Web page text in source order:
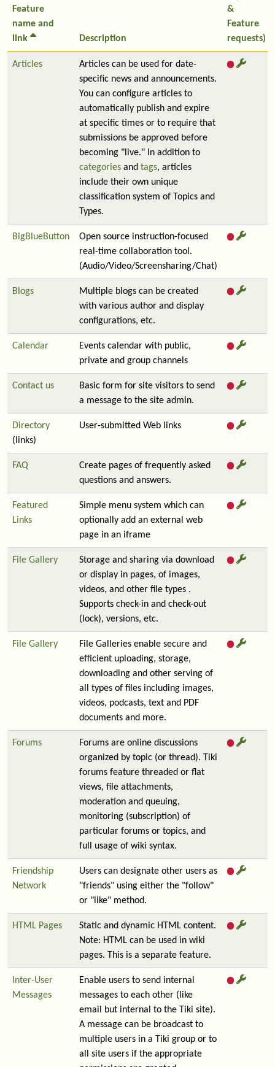
Feature
name and
link
Description
&
Feature
requests)
Articles
Articles can be used for date-
specific news and announcements.
You can configure articles to
automatically publish and expire
at specific times or to require that
submissions be approved before
becoming "live." In addition to
categories and tags, articles
include their own unique
classification system of Topics and
Types.
BigBlueButton
Open source instruction-focused
real-time collaboration tool.
(Audio/Video/Screensharing/Chat)
Blogs
Multiple blogs can be created
with various author and display
configurations, etc.
Calendar
Events calendar with public,
private and group channels
Contact us
Basic form for site visitors to send
a message to the site admin.
Directory
(links)
User-submitted Web links
FAQ
Create pages of frequently asked
questions and answers.
Featured
Links
Simple menu system which can
optionally add an external web
page in an iframe
File Gallery
Storage and sharing via download
or display in pages, of images,
videos, and other file types .
Supports check-in and check-out
(lock), versions, etc.
File Gallery
File Galleries enable secure and
efficient uploading, storage,
downloading and other serving of
all types of files including images,
videos, podcasts, text and PDF
documents and more.
Forums
Forums are online discussions
organized by topic (or thread). Tiki
forums feature threaded or flat
views, file attachments,
moderation and queuing,
monitoring (subscription) of
particular forums or topics, and
full usage of wiki syntax.
Friendship
Network
Users can designate other users as
"friends" using either the "follow"
or "like" method.
HTML Pages
Static and dynamic HTML content.
Note: HTML can be used in wiki
pages. This is a separate feature.
Inter-User
Messages
Enable users to send internal
messages to each other (like
email but internal to the Tiki site).
A message can be broadcast to
multiple users in a Tiki group or to
all site users if the appropriate